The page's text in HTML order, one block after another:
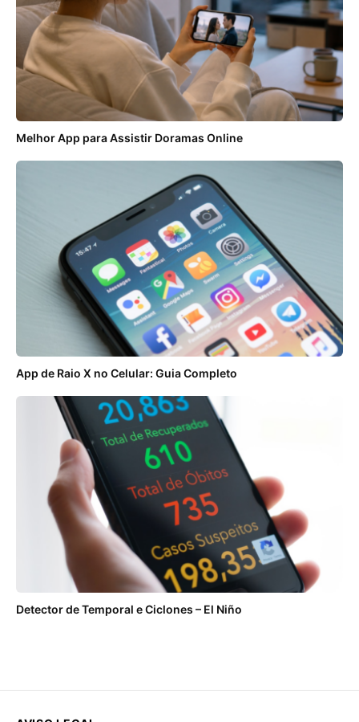
Melhor App para Assistir Doramas Online
App de Raio X no Celular: Guia Completo
Detector de Temporal e Ciclones – El Niño